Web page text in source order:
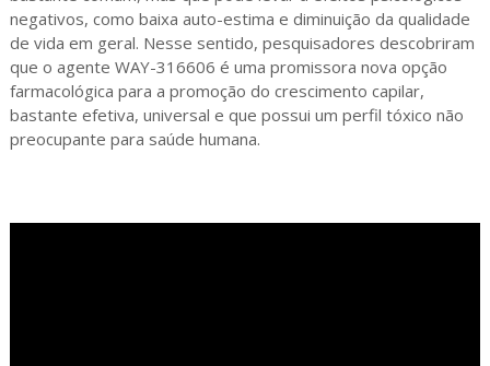
negativos, como baixa auto-estima e diminuição da qualidade
de vida em geral. Nesse sentido, pesquisadores descobriram
que o agente WAY-316606 é uma promissora nova opção
farmacológica para a promoção do crescimento capilar,
bastante efetiva, universal e que possui um perfil tóxico não
preocupante para saúde humana.